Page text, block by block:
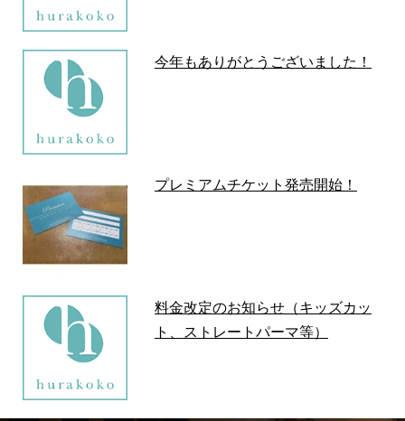
今年もありがとうございました！
プレミアムチケット発売開始！
料金改定のお知らせ（キッズカッ
ト、ストレートパーマ等）